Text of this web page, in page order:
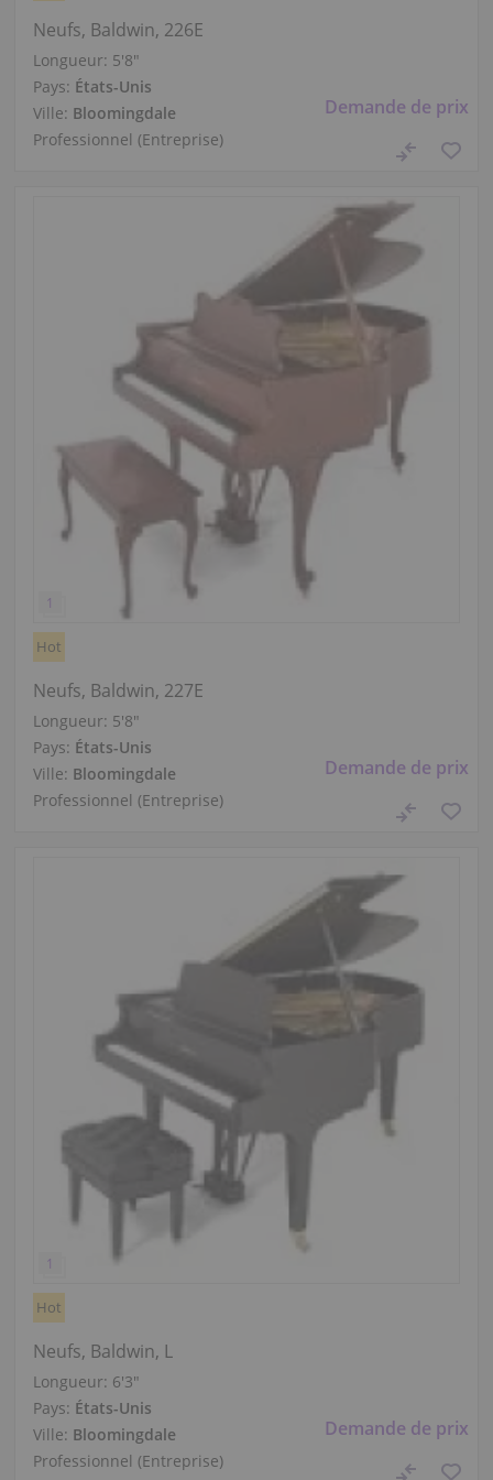
Demande de prix
Neufs, Baldwin, 226E
Longueur: 5′8″
Pays: États-Unis
Ville: Bloomingdale
Professionnel (Entreprise)
Demande de prix
Hot
Neufs, Baldwin, 227E
Longueur: 5′8″
Pays: États-Unis
Ville: Bloomingdale
Professionnel (Entreprise)
Demande de prix
Hot
Neufs, Baldwin, L
Longueur: 6′3″
Pays: États-Unis
Ville: Bloomingdale
Professionnel (Entreprise)